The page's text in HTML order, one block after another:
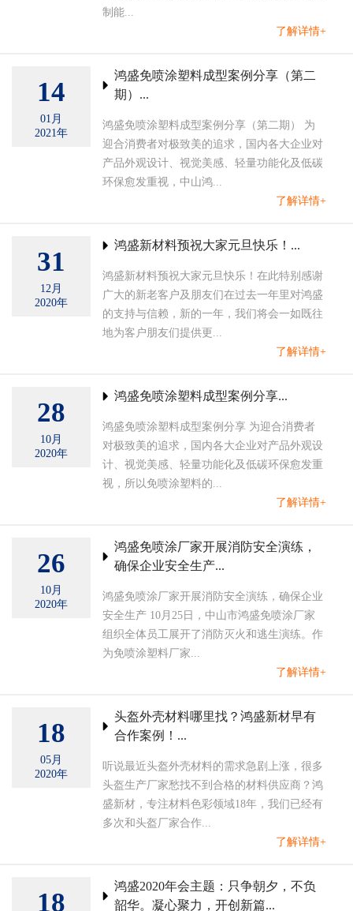
制能...
了解详情+
14
01月
2021年
鸿盛免喷涂塑料成型案例分享（第二
期）...
鸿盛免喷涂塑料成型案例分享（第二期） 为
迎合消费者对极致美的追求，国内各大企业对
产品外观设计、视觉美感、轻量功能化及低碳
环保愈发重视，中山鸿...
了解详情+
31
12月
2020年
鸿盛新材料预祝大家元旦快乐！...
鸿盛新材料预祝大家元旦快乐！在此特别感谢
广大的新老客户及朋友们在过去一年里对鸿盛
的支持与信赖，新的一年，我们将会一如既往
地为客户朋友们提供更...
了解详情+
28
10月
2020年
鸿盛免喷涂塑料成型案例分享...
鸿盛免喷涂塑料成型案例分享 为迎合消费者
对极致美的追求，国内各大企业对产品外观设
计、视觉美感、轻量功能化及低碳环保愈发重
视，所以免喷涂塑料的...
了解详情+
26
10月
2020年
鸿盛免喷涂厂家开展消防安全演练，
确保企业安全生产...
鸿盛免喷涂厂家开展消防安全演练，确保企业
安全生产 10月25日，中山市鸿盛免喷涂厂家
组织全体员工展开了消防灭火和逃生演练。作
为免喷涂塑料厂家...
了解详情+
18
05月
2020年
头盔外壳材料哪里找？鸿盛新材早有
合作案例！...
听说最近头盔外壳材料的需求急剧上涨，很多
头盔生产厂家愁找不到合格的材料供应商？鸿
盛新材，专注材料色彩领域18年，我们已经有
多次和头盔厂家合作...
了解详情+
18
鸿盛2020年会主题：只争朝夕，不负
韶华。凝心聚力，开创新篇...